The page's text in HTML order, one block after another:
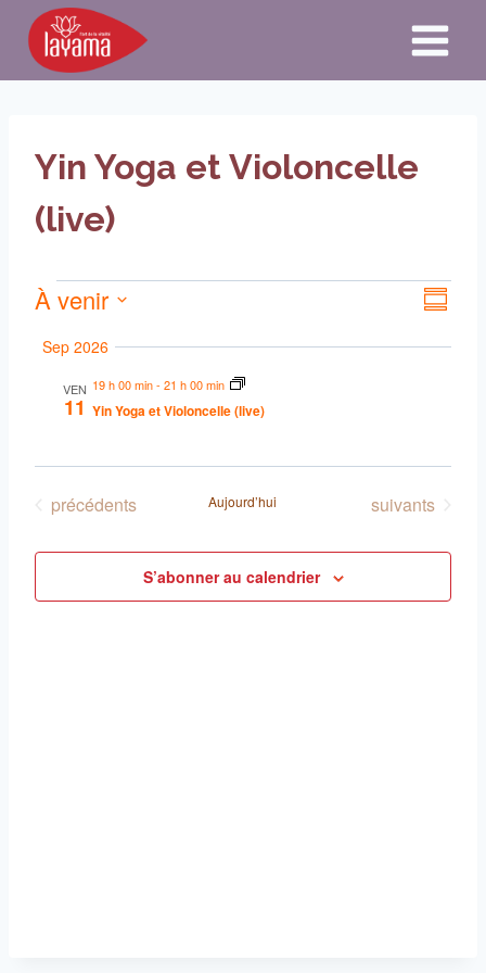
Aller
contenu
Yin Yoga et Violoncelle
(live)
Évènements
de
À venir
la
date
Sep 2026
VEN
11
19 h 00 min- 21 h 00 min
Yin Yoga et Violoncelle (live)
Évènements
précédents Aujourd’hui Évènements
suivants
S’abonner au calendrier